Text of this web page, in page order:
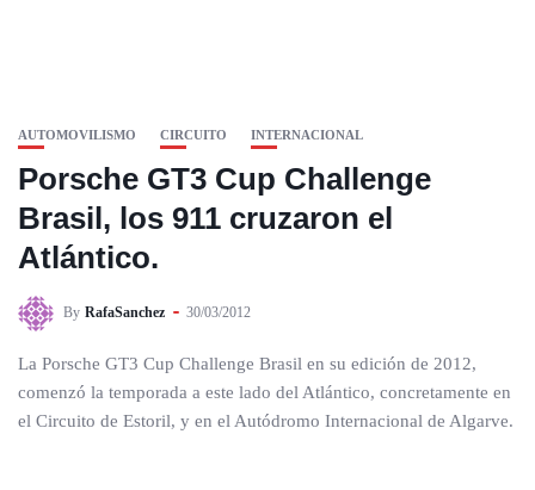
AUTOMOVILISMO CIRCUITO INTERNACIONAL
Porsche GT3 Cup Challenge
Brasil, los 911 cruzaron el
Atlántico.
By RafaSanchez 30/03/2012
La Porsche GT3 Cup Challenge Brasil en su edición de 2012,
comenzó la temporada a este lado del Atlántico, concretamente en
el Circuito de Estoril, y en el Autódromo Internacional de Algarve.